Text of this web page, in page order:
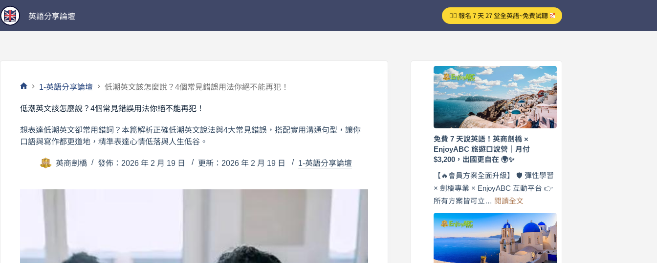
跳
至
主
英語分享論壇 👉🏻 報名 7 天 27 堂全英語~免費試聽
頁
1-英語分享論壇 低潮英文該怎麼說？4個常見錯誤用法你絕不能再犯！
低潮英文該怎麼說？4個常見錯誤用法你絕不能再犯！
想表達低潮英文卻常用錯詞？本篇解析正確低潮英文說法與4大常見錯誤，搭配實用溝通句型，讓你
口語與寫作都更道地，精準表達心情低落與人生低谷。
英商劍橋 發佈：2026 年 2 月 19 日 更新：2026 年 2 月 19 日 1-英語分享論壇
免費 7 天說英語！英商劍橋 ×
EnjoyABC 旅遊口說營｜月付
$3,200，出國更自在 🌍✨
【🔥會員方案全面升級】 🛡️ 彈性學習
× 劍橋專業 × EnjoyABC 互動平台 👉
所有方案皆可立… 閱讀全文
費
7
天
說
英